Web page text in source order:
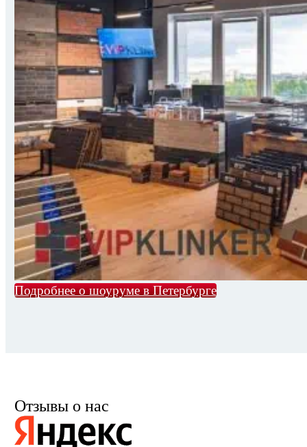
Подробнее о шоуруме в Петербурге
Отзывы о нас